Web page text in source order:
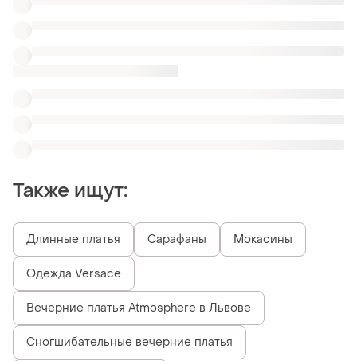
Также ищут:
Длинные платья Сарафаны Мокасины
Одежда Versace
Вечерние платья Atmosphere в Львове
Сногшибательные вечерние платья